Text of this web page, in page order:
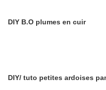
DIY B.O plumes en cuir
DIY/ tuto petites ardoises